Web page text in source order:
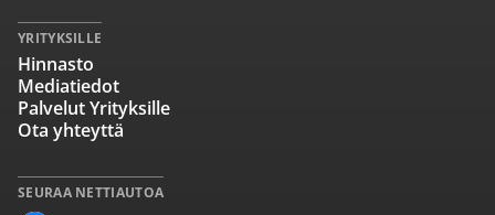
SEURAA NETTIAUTOA
YRITYKSILLE
Hinnasto
Mediatiedot
Palvelut Yrityksille
Ota yhteyttä